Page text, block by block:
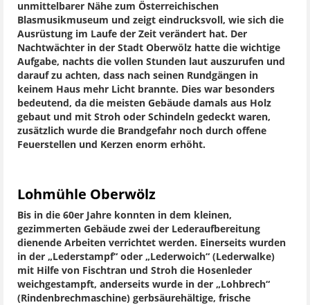
unmittelbarer Nähe zum Österreichischen
Blasmusikmuseum und zeigt eindrucksvoll, wie sich die
Ausrüstung im Laufe der Zeit verändert hat. Der
Nachtwächter in der Stadt Oberwölz hatte die wichtige
Aufgabe, nachts die vollen Stunden laut auszurufen und
darauf zu achten, dass nach seinen Rundgängen in
keinem Haus mehr Licht brannte. Dies war besonders
bedeutend, da die meisten Gebäude damals aus Holz
gebaut und mit Stroh oder Schindeln gedeckt waren,
zusätzlich wurde die Brandgefahr noch durch offene
Feuerstellen und Kerzen enorm erhöht.
Lohmühle Oberwölz
Bis in die 60er Jahre konnten in dem kleinen,
gezimmerten Gebäude zwei der Lederaufbereitung
dienende Arbeiten verrichtet werden. Einerseits wurden
in der „Lederstampf“ oder „Lederwoich“ (Lederwalke)
mit Hilfe von Fischtran und Stroh die Hosenleder
weichgestampft, anderseits wurde in der „Lohbrech“
(Rindenbrechmaschine) gerbsäurehältige, frische